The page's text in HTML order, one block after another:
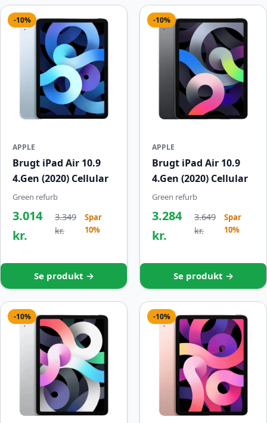
-10%
APPLE
Brugt iPad Air 10.9
4.Gen (2020) Cellular
Green refurb
3.014
kr.
3.349
kr.
Spar
10%
Se produkt →
-10%
APPLE
Brugt iPad Air 10.9
4.Gen (2020) Cellular
Green refurb
3.284
kr.
3.649
kr.
Spar
10%
Se produkt →
-10% -10%